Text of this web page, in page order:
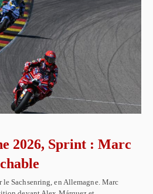
2026, Sprint : Marc
Sachsenring, en Allemagne. Marc